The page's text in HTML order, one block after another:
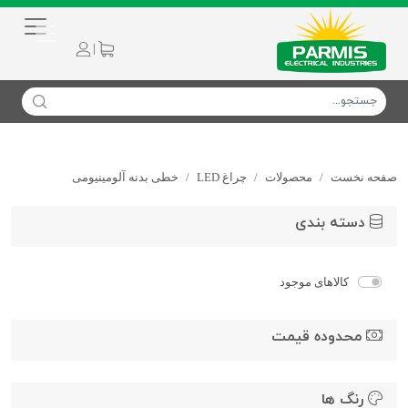
|
صفحه نخست محصولات چراغ LED خطی بدنه آلومینیومی
دسته بندی
کالاهای موجود
محدوده قیمت
رنگ ها